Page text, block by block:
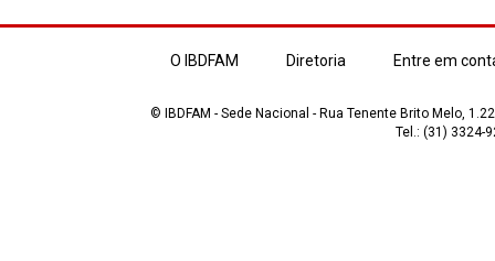
O IBDFAM Diretoria Entre em
© IBDFAM - Sede Nacional - Rua Tenente Brito Melo,
Tel.: (31) 3324-